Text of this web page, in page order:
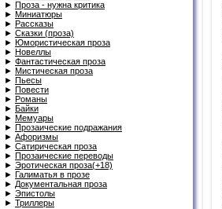
► Проза - нужна критика
► Миниатюры
► Рассказы
► Сказки (проза)
► Юмористическая проза
► Новеллы
► Фантастическая проза
► Мистическая проза
► Пьесы
► Повести
► Романы
► Байки
► Мемуары
► Прозаические подражания
► Афоризмы
► Сатирическая проза
► Прозаические переводы
► Эротическая проза(+18)
► Галиматья в прозе
► Документальная проза
► Эпистолы
► Триллеры